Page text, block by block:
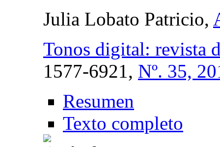
Julia Lobato Patricio,
Tonos digital: revista
1577-6921, Nº. 35,
Resumen
Texto completo